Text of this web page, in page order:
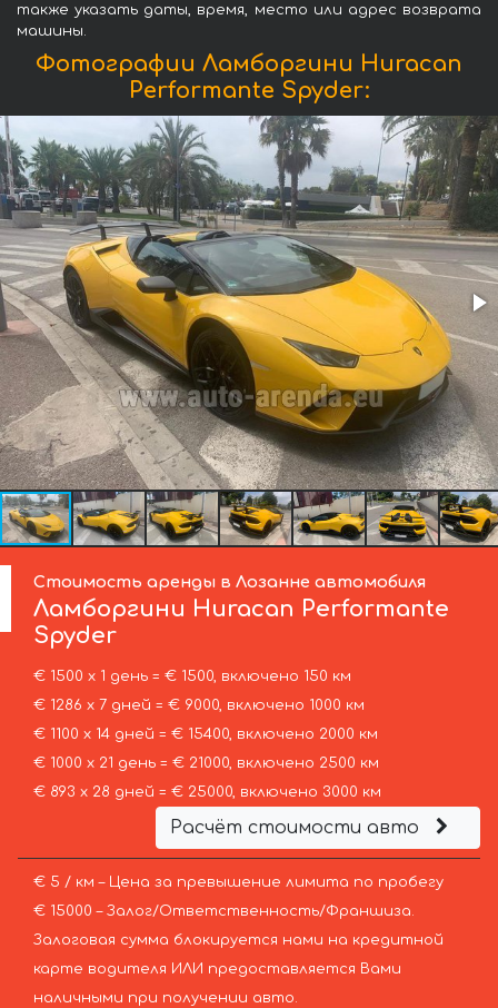
также указать даты, время, место или адрес возврата
машины.
Фотографии Ламборгини Huracan
Performante Spyder:
Стоимость аренды в Лозанне автомобиля
Ламборгини Huracan Performante
Spyder
€ 1500 х 1 день = € 1500, включено 150 км
€ 1286 х 7 дней = € 9000, включено 1000 км
€ 1100 х 14 дней = € 15400, включено 2000 км
€ 1000 х 21 день = € 21000, включено 2500 км
€ 893 х 28 дней = € 25000, включено 3000 км
Расчёт стоимости авто
€ 5 / км – Цена за превышение лимита по пробегу
€ 15000 – Залог/Ответственность/Франшиза.
Залоговая сумма блокируется нами на кредитной
карте водителя ИЛИ предоставляется Вами
наличными при получении авто.